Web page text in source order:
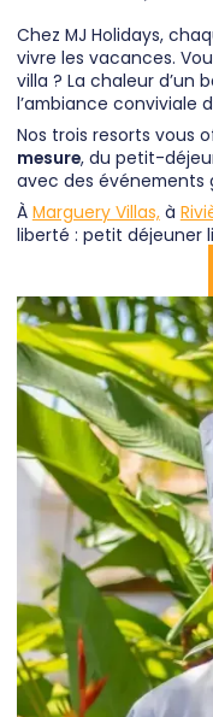
Chez MJ Holidays,
vivre les vacances.
villa ? La chaleur d’un
l’ambiance conviviale
Nos trois resorts vous
mesure, du petit-
avec des événements
À Marguery Villas,à
liberté : petit déjeuner
apéritif flottant dans
votre villapar le chef
et choisis avec soin.
Lefood corner Le 64
tout moment un plat
déguster en toute
Mythic Suites & Villas
l’expérience d'un
faisant appel à unchef
directement en villa.
Eko Savannah, le
restaurant à Tamarin.
à tous (voyageurs,
propose une cuisine
de bois, accompagnée
Brunchs, tapas,
Ici, chaque repas est
savane.